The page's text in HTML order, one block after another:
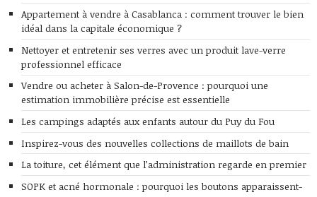
Appartement à vendre à Casablanca : comment trouver le bien
idéal dans la capitale économique ?
Nettoyer et entretenir ses verres avec un produit lave-verre
professionnel efficace
Vendre ou acheter à Salon-de-Provence : pourquoi une
estimation immobilière précise est essentielle
Les campings adaptés aux enfants autour du Puy du Fou
Inspirez-vous des nouvelles collections de maillots de bain
La toiture, cet élément que l’administration regarde en premier
SOPK et acné hormonale : pourquoi les boutons apparaissent-